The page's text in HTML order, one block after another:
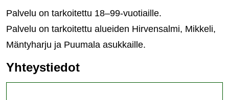
Palvelu on tarkoitettu 18–99-vuotiaille.
Palvelu on tarkoitettu alueiden Hirvensalmi, Mikkeli,
Mäntyharju ja Puumala asukkaille.
Yhteystiedot